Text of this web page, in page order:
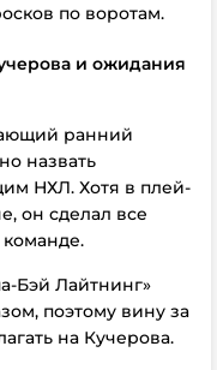
по воротам.
и ожидания
ранний
назвать
НХЛ. Хотя в плей-
он сделал все
Бэй Лайтнинг»
поэтому вину за
на Кучерова.